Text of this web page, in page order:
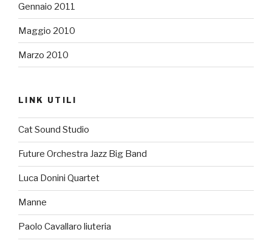
Gennaio 2011
Maggio 2010
Marzo 2010
LINK UTILI
Cat Sound Studio
Future Orchestra Jazz Big Band
Luca Donini Quartet
Manne
Paolo Cavallaro liuteria